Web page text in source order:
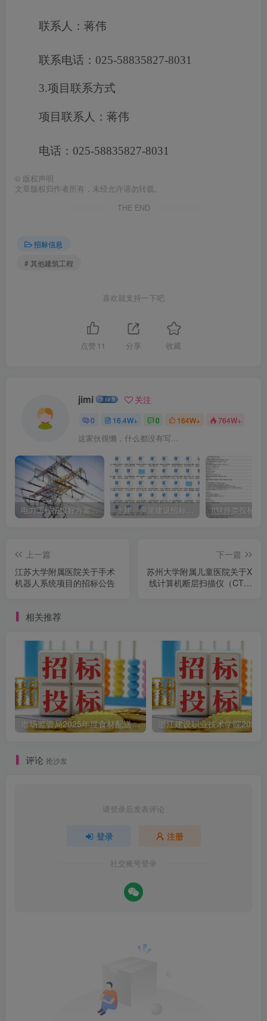
联系人：蒋伟
联系电话：025-58835827-8031
3.项目联系方式
项目联系人：蒋伟
电话：025-58835827-8031
© 版权声明
文章版权归作者所有，未经允许请勿转载。
THE END
招标信息
# 其他建筑工程
喜欢就支持一下吧
点赞 11 分享 收藏
jimi 关注
0 16.4W+ 0 164W+ 764W+
这家伙很懒，什么都没有写...
电力工程招投标方案模板 土建、房屋建设招标文件标书模板 it软件类投标书
上一篇
江苏大学附属医院关于手术
机器人系统项目的招标公告
下一篇
苏州大学附属儿童医院关于X
线计算机断层扫描仪（CT）
相关推荐
市场监管局2025年度食材配送采购公告
评论 抢沙发
请登录后发表评论
登录 注册
社交账号登录